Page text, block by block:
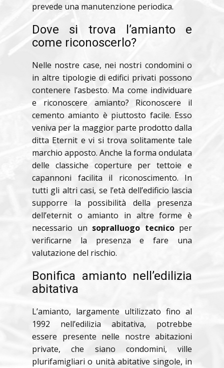
prevede una manutenzione periodica.
Dove si trova l’amianto e
come riconoscerlo?
Nelle nostre case, nei nostri condomini o
in altre tipologie di edifici privati possono
contenere l’asbesto. Ma come individuare
e riconoscere amianto? Riconoscere il
cemento amianto è piuttosto facile. Esso
veniva per la maggior parte prodotto dalla
ditta Eternit e vi si trova solitamente tale
marchio apposto. Anche la forma ondulata
delle classiche coperture per tettoie e
capannoni facilita il riconoscimento. In
tutti gli altri casi, se l’età dell’edificio lascia
supporre la possibilità della presenza
dell’eternit o amianto in altre forme è
necessario un sopralluogo tecnicoper
verificarne la presenza e fare una
valutazione del rischio.
Bonifica amianto nell’edilizia
abitativa
L’amianto, largamente ultilizzato fino al
1992 nell’edilizia abitativa, potrebbe
essere presente nelle nostre abitazioni
private, che siano condomini, ville
plurifamigliari o unità abitative singole, in